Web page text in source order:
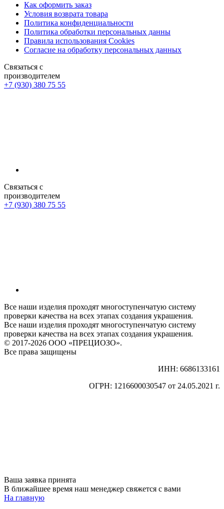
Как оформить заказ
Условия возврата товара
Политика конфиденциальности
Политика обработки персональных данны
Правила использования Cookies
Согласие на обработку персональных данных
Связаться с
производителем
+7 (930) 380 75 55
Связаться с
производителем
+7 (930) 380 75 55
Все наши изделия проходят многоступенчатую систему
проверки качества на всех этапах создания украшения.
Все наши изделия проходят многоступенчатую систему
проверки качества на всех этапах создания украшения.
© 2017-2026 ООО «ПРЕЦИОЗО».
Все права защищены
ИНН: 6686133161
ОГРН: 1216600030547 от 24.05.2021 г.
Ваша заявка принята
В ближайшее время наш менеджер свяжется с вами
На главную